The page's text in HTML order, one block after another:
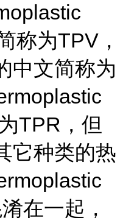
称为TPV，
中文简称为
TPR，但
它种类的热
在一起，